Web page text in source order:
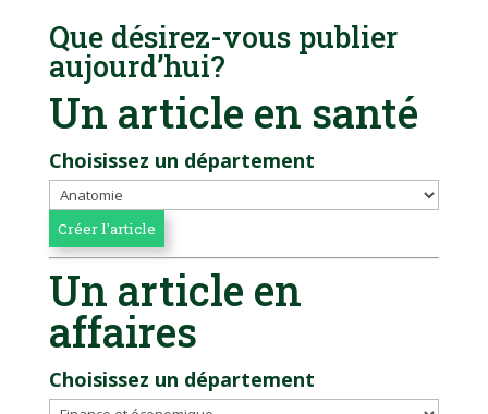
Que désirez-vous publier
aujourd’hui?
Un article en santé
Choisissez un département
Un article en
affaires
Choisissez un département